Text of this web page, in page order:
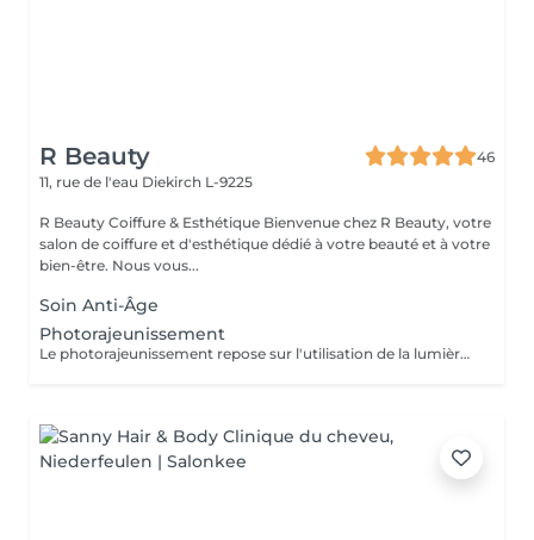
R Beauty
46
11, rue de l'eau Diekirch L-9225
R Beauty Coiffure & Esthétique Bienvenue chez R Beauty, votre
salon de coiffure et d'esthétique dédié à votre beauté et à votre
bien-être. Nous vous...
Soin Anti-Âge
Photorajeunissement
Le photorajeunissement repose sur l'utilisation de la lumière pulsée pour stimuler la production de collagène et raviver l'éclat du teint. Il atténue les taches, les rougeurs et les irrégularités de la peau tout en améliorant sa texture.